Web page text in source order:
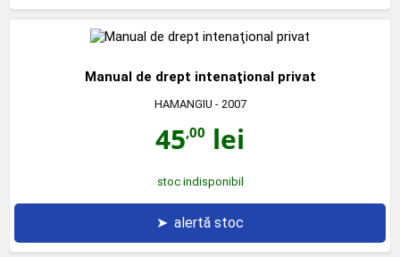
Manual de drept intenaţional privat
HAMANGIU - 2007
45,00 lei
stoc indisponibil
➤ alertă stoc